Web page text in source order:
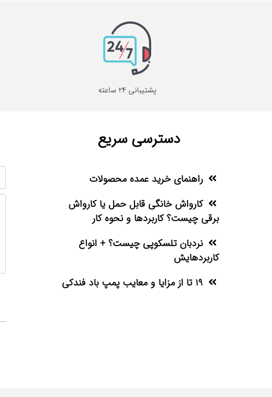
پشتیبانی 24 ساعته
دسترسی سریع
راهنمای خرید عمده محصولات
کارواش خانگی قابل حمل یا کارواش
برقی چیست؟ کاربردها و نحوه کار
نردبان تلسکوپی چیست؟ + انواع
کاربردهایش
19 تا از مزایا و معایب پمپ باد فندکی